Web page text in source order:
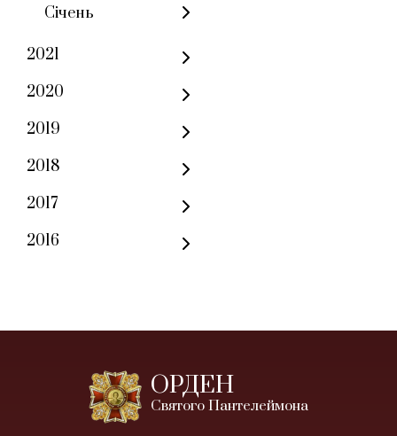
Січень
2021
2020
2019
2018
2017
2016
ОРДЕН
Святого Пантелеймона